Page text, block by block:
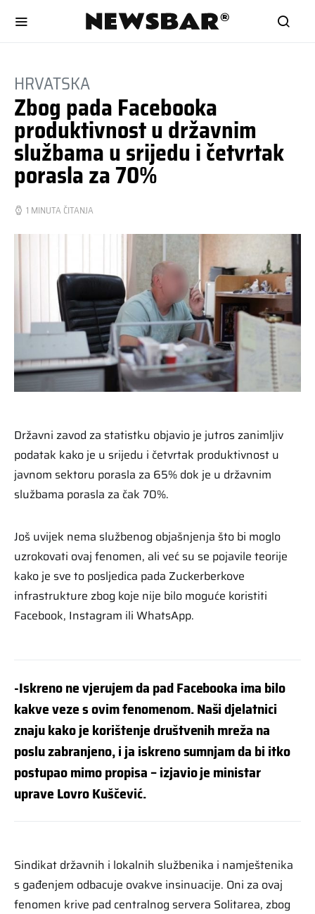
HRVATSKA
Zbog pada Facebooka
produktivnost u državnim
službama u srijedu i četvrtak
porasla za 70%
1 MINUTA ČITANJA
Državni zavod za statistku objavio je jutros zanimljiv
podatak kako je u srijedu i četvrtak produktivnost u
javnom sektoru porasla za 65% dok je u državnim
službama porasla za čak 70%.
Još uvijek nema službenog objašnjenja što bi moglo
uzrokovati ovaj fenomen, ali već su se pojavile teorije
kako je sve to posljedica pada Zuckerberkove
infrastrukture zbog koje nije bilo moguće koristiti
Facebook, Instagram ili WhatsApp.
-Iskreno ne vjerujem da pad Facebooka ima bilo
kakve veze s ovim fenomenom. Naši djelatnici
znaju kako je korištenje društvenih mreža na
poslu zabranjeno, i ja iskreno sumnjam da bi itko
postupao mimo propisa – izjavio je ministar
uprave Lovro Kuščević.
Sindikat državnih i lokalnih službenika i namještenika
s gađenjem odbacuje ovakve insinuacije. Oni za ovaj
fenomen krive pad centralnog servera Solitarea, zbog